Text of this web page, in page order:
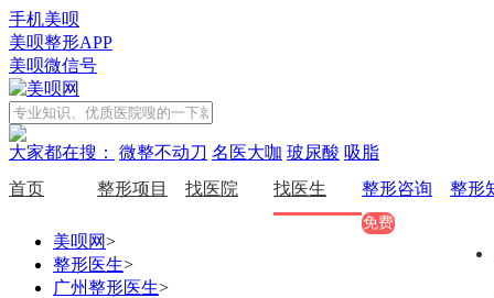
手机美呗
美呗整形APP
美呗微信号
大家都在搜： 微整不动刀 名医大咖 玻尿酸 吸脂
首页
整形项目 找医院 找医生 整形咨询
免费
整形
美呗网>
整形医生>
广州整形医生>